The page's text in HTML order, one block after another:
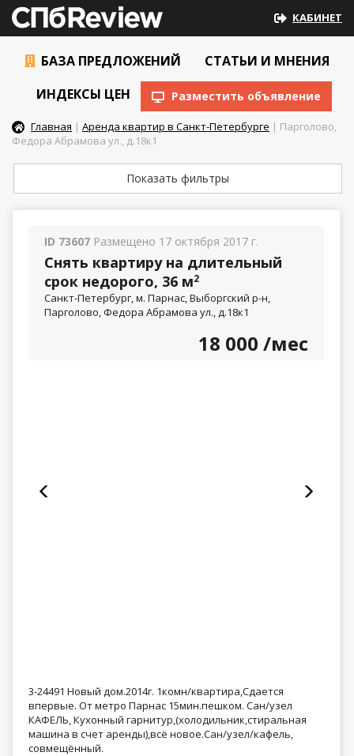
КАБИНЕТ
БАЗА ПРЕДЛОЖЕНИЙ
СТАТЬИ И МНЕНИЯ
ИНДЕКСЫ ЦЕН
Разместить объявление
Главная | Аренда квартир в Санкт-Петербурге | Парголово,
Федора Абрамова ул., д.18к1
Показать фильтры
ID 73607 Размещено 17 октября 2017 г.
Снять квартиру на длительный
срок недорого, 36 м2
Санкт-Петербург, м. Парнас, Выборгский р-н,
Парголово, Федора Абрамова ул., д.18к1
18 000 /мес
3-24491 Новый дом.2014г. 1комн/квартира,Сдается
впервые. От метро Парнас 15мин.пешком. Сан/узел
КАФЕЛЬ, Кухонный гарнитур,(холодильник,стиральная
машина в счет аренды),всё новое.Сан/узел/кафель,
совмещённый.